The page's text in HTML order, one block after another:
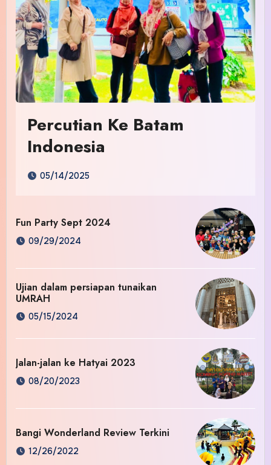
Percutian Ke Batam
Indonesia
05/14/2025
Fun Party Sept 2024
09/29/2024
Ujian dalam persiapan tunaikan
UMRAH
05/15/2024
Jalan-jalan ke Hatyai 2023
08/20/2023
Bangi Wonderland Review Terkini
12/26/2022